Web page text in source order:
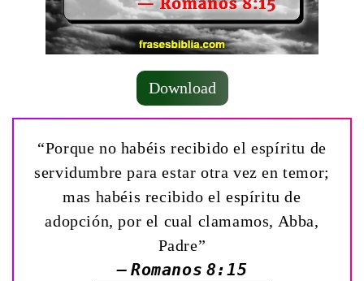
Download
“Porque no habéis recibido el espíritu de
servidumbre para estar otra vez en temor;
mas habéis recibido el espíritu de
adopción, por el cual clamamos, Abba,
Padre”
— Romanos 8:15